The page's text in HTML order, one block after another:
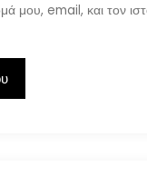
μου, email, και τον